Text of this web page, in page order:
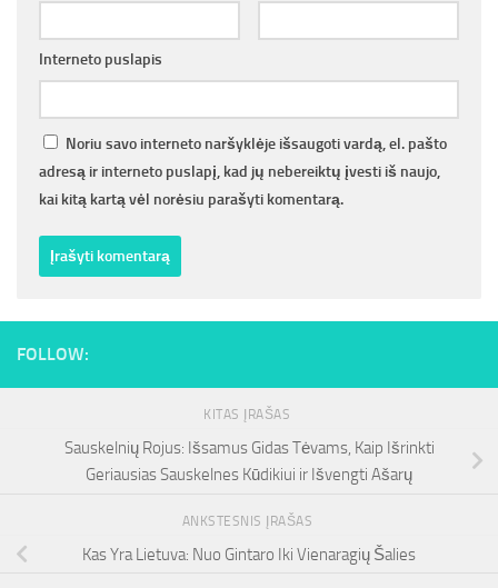
Interneto puslapis
Noriu savo interneto naršyklėje išsaugoti vardą, el. pašto
adresą ir interneto puslapį, kad jų nebereiktų įvesti iš naujo,
kai kitą kartą vėl norėsiu parašyti komentarą.
FOLLOW:
KITAS ĮRAŠAS
Sauskelnių Rojus: Išsamus Gidas Tėvams, Kaip Išrinkti
Geriausias Sauskelnes Kūdikiui ir Išvengti Ašarų
ANKSTESNIS ĮRAŠAS
Kas Yra Lietuva: Nuo Gintaro Iki Vienaragių Šalies